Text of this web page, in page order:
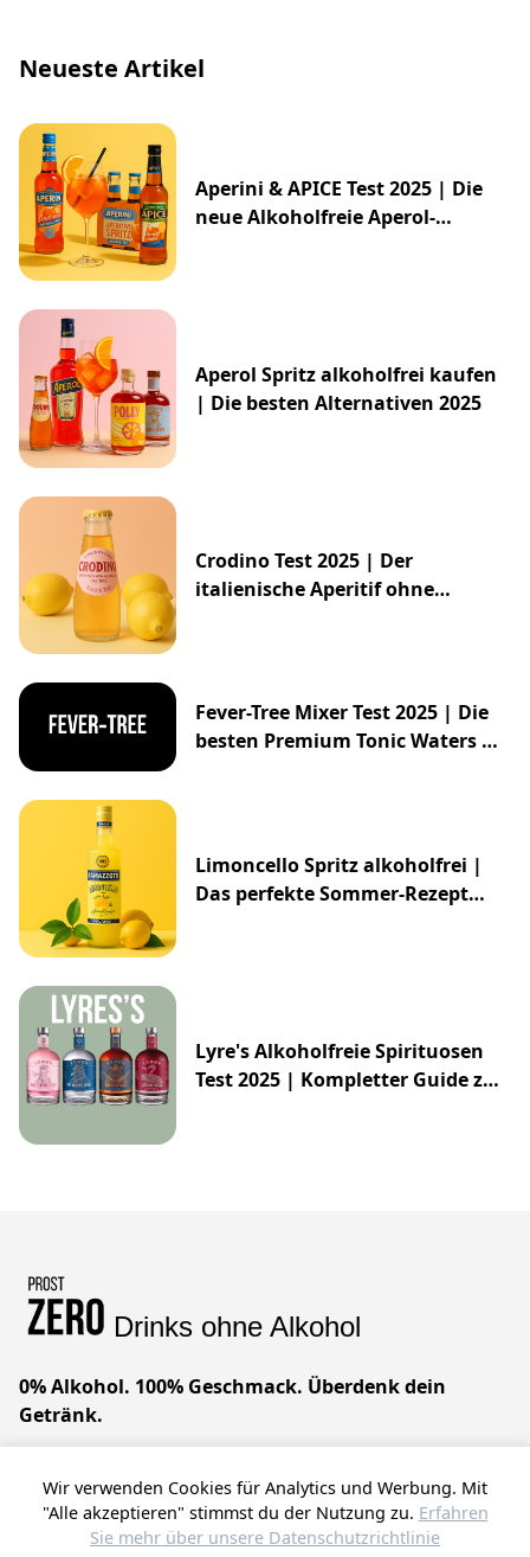
Neueste Artikel
Aperini & APICE Test 2025 | Die
neue Alkoholfreie Aperol-
Aperol Spritz alkoholfrei kaufen
| Die besten Alternativen 2025
Crodino Test 2025 | Der
italienische Aperitif ohne
Fever-Tree Mixer Test 2025 | Die
besten Premium Tonic Waters &
Limoncello Spritz alkoholfrei |
Das perfekte Sommer-Rezept
Lyre's Alkoholfreie Spirituosen
Test 2025 | Kompletter Guide zur
Drinks ohne Alkohol
0% Alkohol. 100% Geschmack. Überdenk dein
Getränk.
alles haben kannst – raffinierten Geschmack, null
Kompromisse. Prost!
Wir verwenden Cookies für Analytics und Werbung. Mit
"Alle akzeptieren" stimmst du der Nutzung zu. Erfahren
Sie mehr über unsere Datenschutzrichtlinie